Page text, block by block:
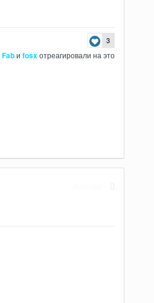
3
Fabи fosxотреагировали на это